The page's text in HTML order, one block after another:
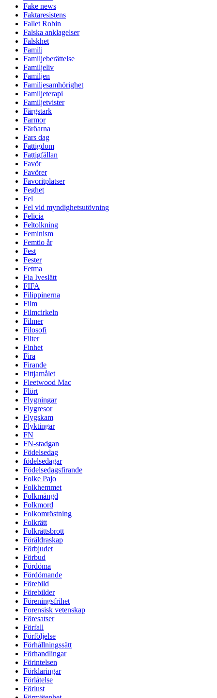
Fake news
Faktaresistens
Fallet Robin
Falska anklagelser
Falskhet
Familj
Familjeberättelse
Familjeliv
Familjen
Familjesamhörighet
Familjeterapi
Familjetvister
Färgstark
Farmor
Färöarna
Fars dag
Fattigdom
Fattigfällan
Favör
Favörer
Favoritplatser
Feghet
Fel
Fel vid myndighetsutövning
Felicia
Feltolkning
Feminism
Femtio år
Fest
Fester
Fetma
Fia Iveslätt
FIFA
Filippinerna
Film
Filmcirkeln
Filmer
Filosofi
Filter
Finhet
Fira
Firande
Fittjamålet
Fleetwood Mac
Flört
Flygningar
Flygresor
Flygskam
Flyktingar
FN
FN-stadgan
Födelsedag
födelsedagar
Födelsedagsfirande
Folke Pajo
Folkhemmet
Folkmängd
Folkmord
Folkomröstning
Folkrätt
Folkrättsbrott
Föräldraskap
Förbjudet
Förbud
Fördöma
Fördömande
Förebild
Förebilder
Föreningsfrihet
Forensisk vetenskap
Föresatser
Förfall
Förföljelse
Förhållningssätt
Förhandlingar
Förintelsen
Förklaringar
Förlåtelse
Förlust